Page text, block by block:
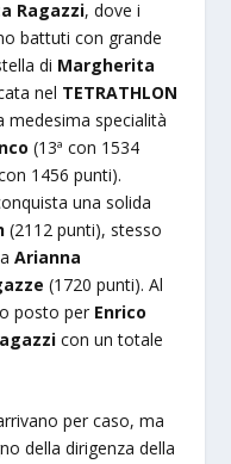
Ragazzi, dove i
battuti con grande
di Margherita
nel TETRATHLON
medesima specialità
(13ª con 1534
1456 punti).
una solida
(2112 punti), stesso
Arianna
(1720 punti). Al
posto per Enrico
con un totale
per caso, ma
della dirigenza della